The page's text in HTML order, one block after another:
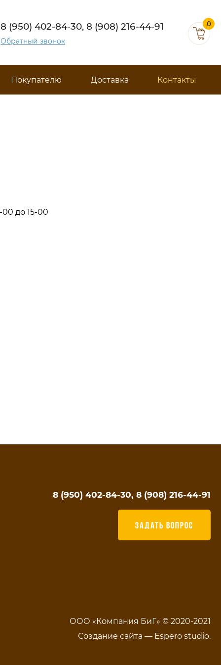
8 (950) 402-84-30, 8 (908) 216-44-91
Обратный звонок
0
Покупателю Доставка Контакты
00 до 15-00
8 (950) 402-84-30, 8 (908) 216-44-91
ЗАДАТЬ ВОПРОС
ООО «Компания БиГ» © 2020-2021
Создание сайта — Espero studio.